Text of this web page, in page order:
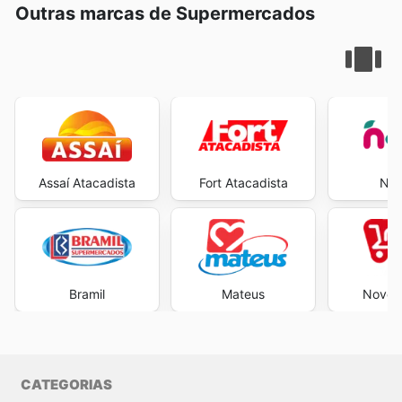
Outras marcas de Supermercados
Assaí Atacadista
Bramil
Fort Atacadista
Mateus Novo
CATEGORIAS